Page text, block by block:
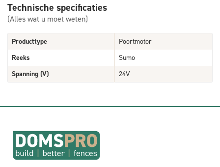
Technische specificaties
(Alles wat u moet weten)
Producttype
Poortmotor
Reeks
Sumo
Spanning (V)
24V